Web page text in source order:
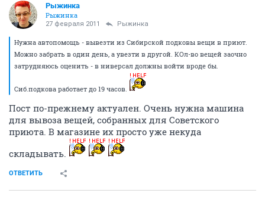
Рыжинка
Рыжинка
27 февраля 2011 Рыжинка
Нужна автопомощь - вывезти из Сибирской подковы вещи в приют.
Можно забрать в один день, а увезти в другой. КОл-во вещей заочно
затрудняюсь оценить - в ниверсал должны войти вроде бы.
Сиб.подкова работает до 19 часов.
Пост по-прежнему актуален. Очень нужна машина
для вывоза вещей, собранных для Советского
приюта. В магазине их просто уже некуда
складывать.
ОТВЕТИТЬ